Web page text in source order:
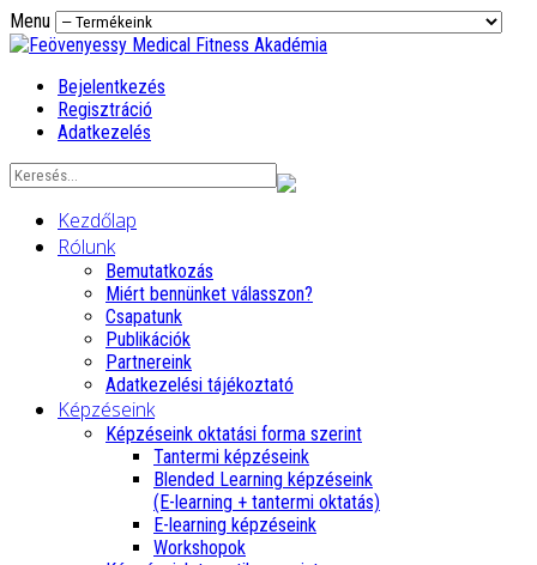
Menu
Bejelentkezés
Regisztráció
Adatkezelés
Kezdőlap
Rólunk
Bemutatkozás
Miért bennünket válasszon?
Csapatunk
Publikációk
Partnereink
Adatkezelési tájékoztató
Képzéseink
Képzéseink oktatási forma szerint
Tantermi képzéseink
Blended Learning képzéseink
(E-learning + tantermi oktatás)
E-learning képzéseink
Workshopok